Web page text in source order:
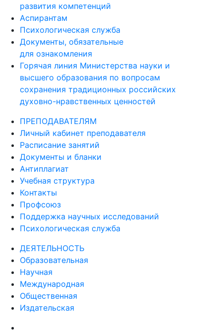
развития компетенций
Аспирантам
Психологическая служба
Документы, обязательные
для ознакомления
Горячая линия Министерства науки и
высшего образования по вопросам
сохранения традиционных российских
духовно-нравственных ценностей
ПРЕПОДАВАТЕЛЯМ
Личный кабинет преподавателя
Расписание занятий
Документы и бланки
Антиплагиат
Учебная структура
Контакты
Профсоюз
Поддержка научных исследований
Психологическая служба
ДЕЯТЕЛЬНОСТЬ
Образовательная
Научная
Международная
Общественная
Издательская